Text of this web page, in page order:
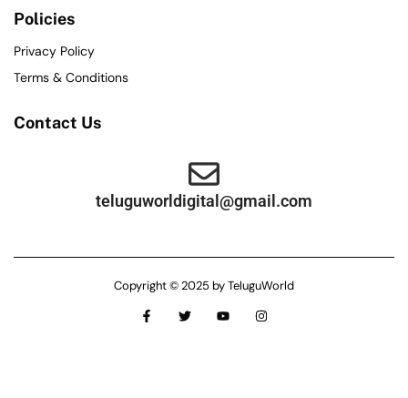
Policies
Privacy Policy
Terms & Conditions
Contact Us
teluguworldigital@gmail.com
Copyright © 2025 by TeluguWorld